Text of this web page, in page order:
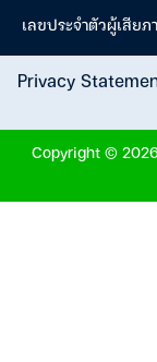
เลขประจำตัวผู้เสีย
Privacy
Copyright ©